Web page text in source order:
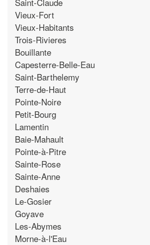
Vieux-Fort
Vieux-Habitants
Trois-Rivieres
Bouillante
Capesterre-Belle-Eau
Saint-Barthelemy
Terre-de-Haut
Pointe-Noire
Petit-Bourg
Lamentin
Baie-Mahault
Pointe-à-Pitre
Sainte-Rose
Sainte-Anne
Deshaies
Le-Gosier
Goyave
Les-Abymes
Morne-à-l'Eau